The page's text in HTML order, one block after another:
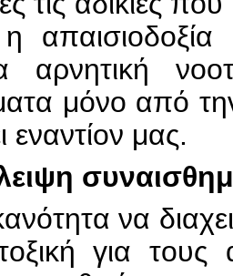
αρνητική
μόνο από
εναντίον μας.
να
τοξική για